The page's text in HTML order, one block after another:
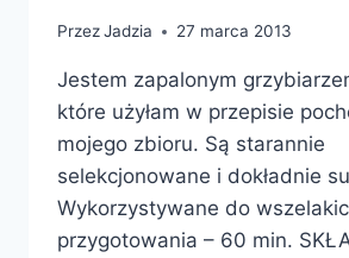
PrzezJadzia 27 marca 2013
Jestem zapalonym
które użyłam w przepisie
mojego zbioru. Są starannie
selekcjonowane i dokładnie
Wykorzystywane do
przygotowania – 60 min.